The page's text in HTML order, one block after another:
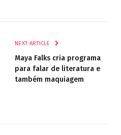
NEXT ARTICLE
Maya Falks cria programa
para falar de literatura e
também maquiagem